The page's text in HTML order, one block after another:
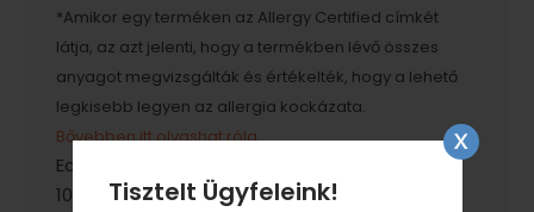
Tisztelt Ügyfeleink!
*Amikor egy terméken az Allergy Certified címkét
látja, az azt jelenti, hogy a termékben lévő összes
anyagot megvizsgálták és értékelték, hogy a lehető
legkisebb legyen az allergia kockázata.
Bővebben itt olvashat róla.
Ecocert Cosmos Organic által tanúsított,
100%-ban természetes eredetű és vegán.